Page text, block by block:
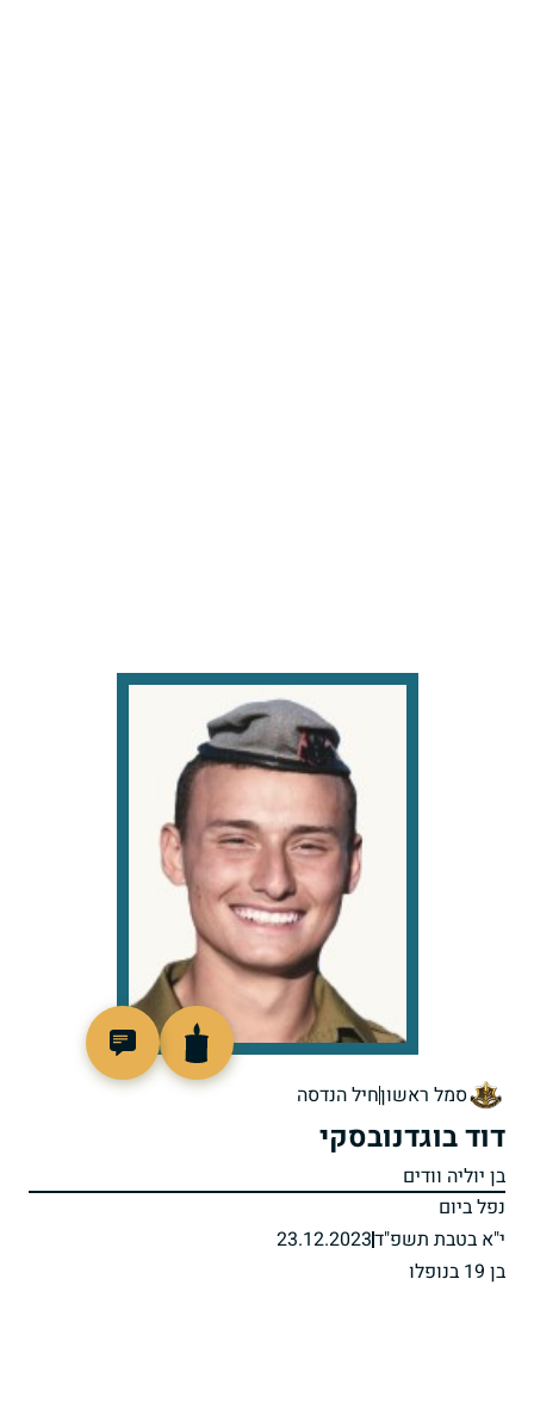
סמל ראשוןחיל הנדסה
דוד בוגדנובסקי
בן יוליה וודים
נפל ביום
י"א בטבת תשפ"ד23.12.2023
בן 19 בנופלו